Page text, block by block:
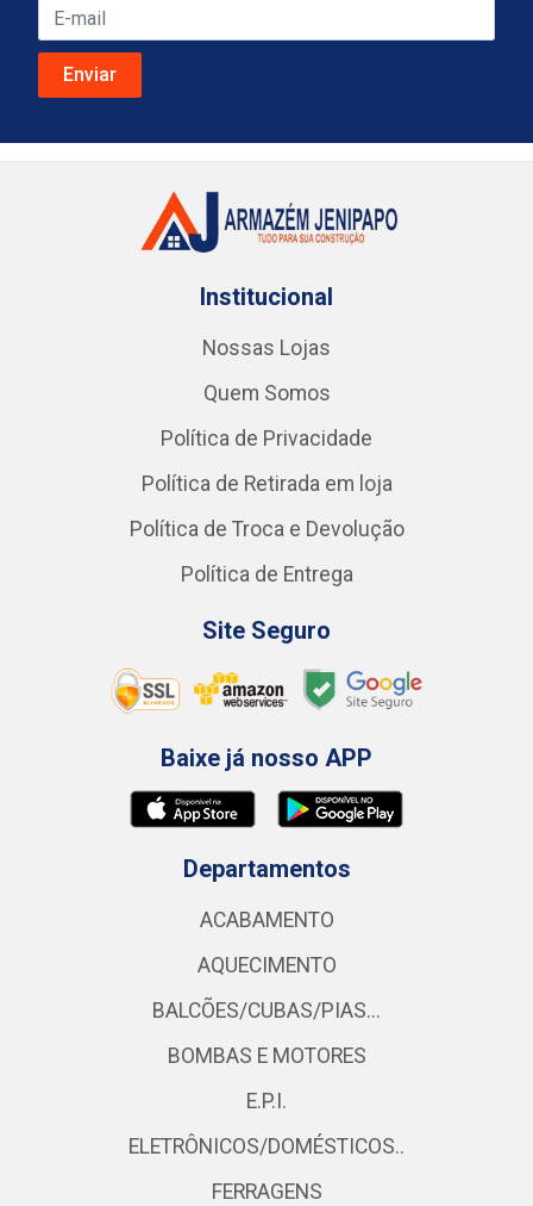
Institucional
Nossas Lojas
Quem Somos
Política de Privacidade
Política de Retirada em loja
Política de Troca e Devolução
Política de Entrega
Site Seguro
Baixe já nosso APP
Departamentos
ACABAMENTO
AQUECIMENTO
BALCÕES/CUBAS/PIAS...
BOMBAS E MOTORES
E.P.I.
ELETRÔNICOS/DOMÉSTICOS..
FERRAGENS